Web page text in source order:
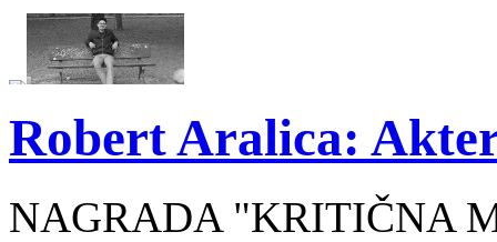
Robert Aralica:
NAGRADA "KRITIČNA